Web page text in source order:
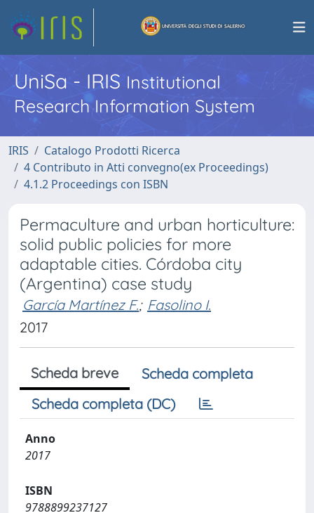
UniSa - IRISInstitutional
Research Information System
IRIS
Catalogo Prodotti Ricerca
4 Contributo in Atti convegno(ex Proceedings)
4.1.2 Proceedings con ISBN
Permaculture and urban horticulture:
solid public policies for more
adaptable cities. Córdoba city
(Argentina) case study
García Martínez F.; Fasolino I.
2017
Scheda breve
Scheda completa
Scheda completa (DC)
Anno
2017
ISBN
9788899237127